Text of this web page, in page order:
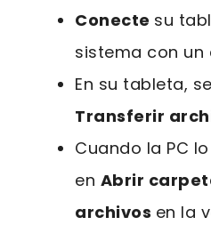
Conecte su
sistema con un
En su tableta,
Transferir
Cuando la PC
en Abrir
archivos en la